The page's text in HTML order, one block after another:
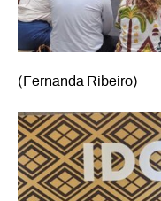
(Fernanda Ribeiro)